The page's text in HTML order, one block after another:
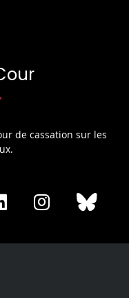
de cassation sur les
Share
LinkedIn
Share
Instagram